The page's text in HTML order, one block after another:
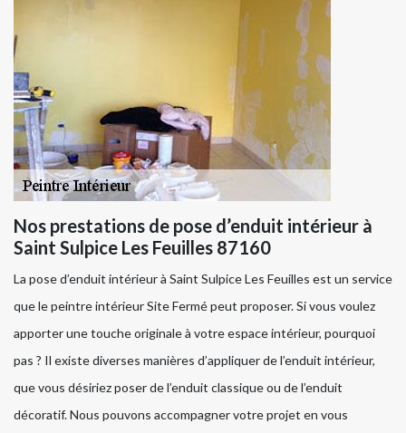
Nos prestations de pose d’enduit intérieur à
Saint Sulpice Les Feuilles 87160
La pose d’enduit intérieur à Saint Sulpice Les Feuilles est un service
que le peintre intérieur Site Fermé peut proposer. Si vous voulez
apporter une touche originale à votre espace intérieur, pourquoi
pas ? Il existe diverses manières d’appliquer de l’enduit intérieur,
que vous désiriez poser de l’enduit classique ou de l’enduit
décoratif. Nous pouvons accompagner votre projet en vous